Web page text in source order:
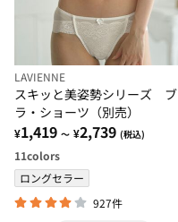
LAVIENNE
スキッと美姿勢シリーズ ブ
ラ・ショーツ（別売）
¥1,419 ～ ¥2,739 (税込)
11colors
ロングセラー
927件